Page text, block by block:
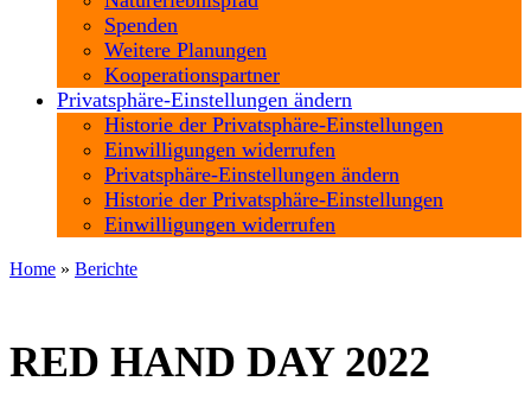
Spenden
Weitere Planungen
Kooperationspartner
Privatsphäre-Einstellungen ändern
Historie der Privatsphäre-Einstellungen
Einwilligungen widerrufen
Privatsphäre-Einstellungen ändern
Historie der Privatsphäre-Einstellungen
Einwilligungen widerrufen
Home » Berichte
RED HAND DAY 2022